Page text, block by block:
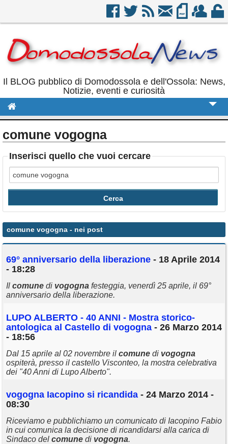
Il BLOG pubblico di Domodossola e dell'Ossola: News,
Notizie, eventi e curiosità
Politica
Eventi
Calendario
Annunci
comune vogogna
Inserisci quello che vuoi cercare
comune vogogna - nei post
69° anniversario della liberazione - 18 Aprile 2014
- 18:28
Il comune di vogogna festeggia, venerdì 25 aprile, il 69°
anniversario della liberazione.
LUPO ALBERTO - 40 ANNI - Mostra storico-
antologica al Castello di vogogna - 26 Marzo 2014
- 18:56
Dal 15 aprile al 02 novembre il comune di vogogna
ospiterà, presso il castello Visconteo, la mostra celebrativa
dei "40 Anni di Lupo Alberto".
vogogna Iacopino si ricandida - 24 Marzo 2014 -
08:30
Riceviamo e pubblichiamo un comunicato di Iacopino Fabio
in cui comunica la decisione di ricandidarsi alla carica di
Sindaco del comune di vogogna.